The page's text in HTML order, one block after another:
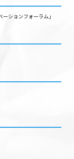
ションフォーラム」